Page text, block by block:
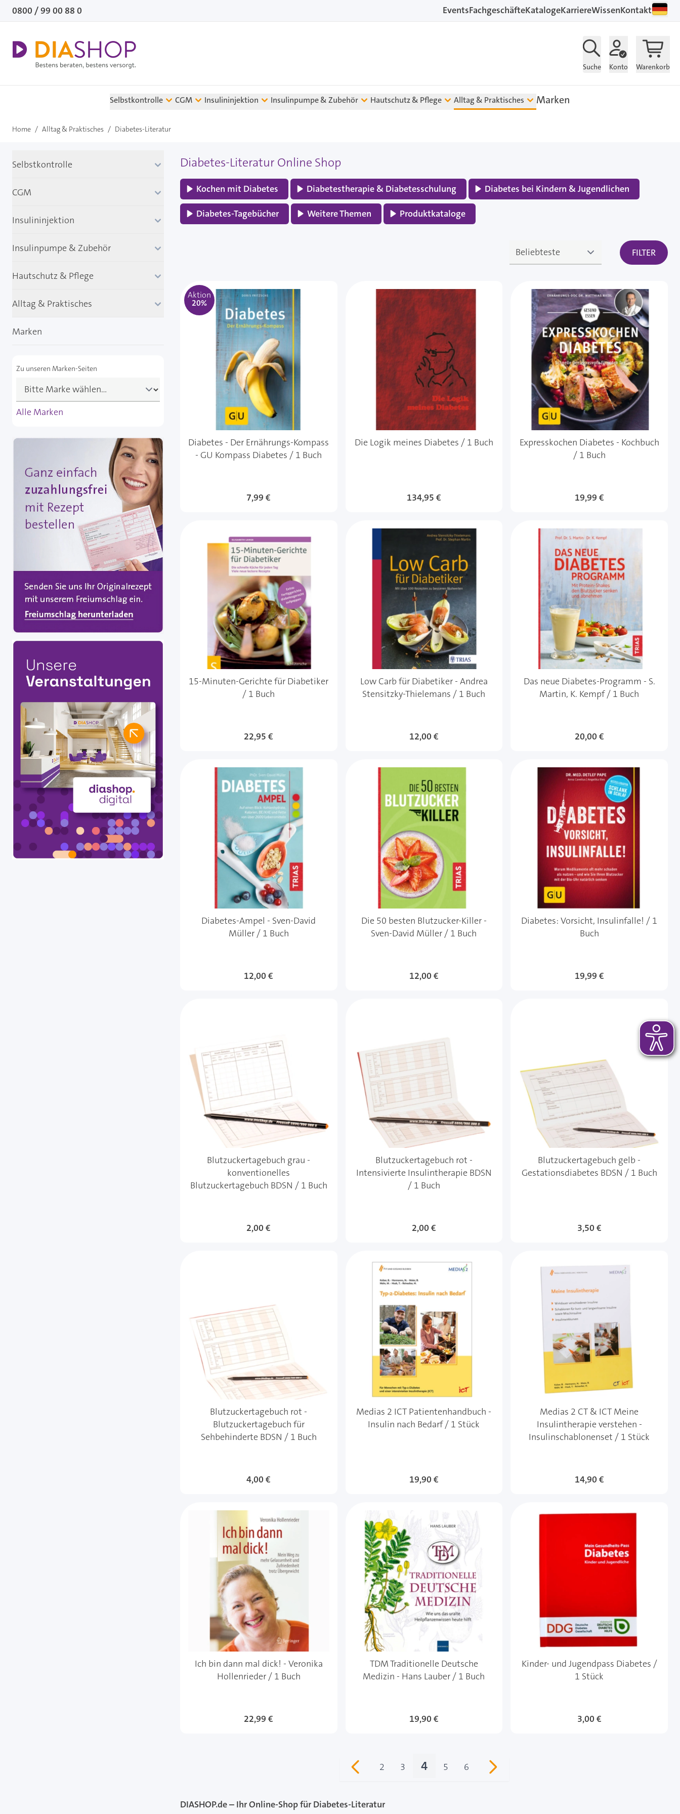
Direkt zum Inhalt
0800 / 99 00 88 0 EventsFachgeschäfteKatalogeKarriereWissenKontakt
Suche Konto Warenkorb
Selbstkontrolle CGM Insulininjektion Insulinpumpe & Zubehör Hautschutz & Pflege Alltag & Praktisches Marken
Home / Alltag & Praktisches / Diabetes-Literatur
Diabetes-Literatur Online Shop
Kochen mit Diabetes Diabetestherapie & Diabetesschulung Diabetes bei Kindern & Jugendlichen
Diabetes-Tagebücher Weitere Themen Produktkataloge
FILTER
Aktion
20%
Diabetes - Der Ernährungs-Kompass
- GU Kompass Diabetes / 1 Buch
Sonderangebot
7,99 €
Die Logik meines Diabetes / 1 Buch
134,95 €
Expresskochen Diabetes - Kochbuch
/ 1 Buch
19,99 €
15-Minuten-Gerichte für Diabetiker
/ 1 Buch
22,95 €
Low Carb für Diabetiker - Andrea
Stensitzky-Thielemans / 1 Buch
12,00 €
Das neue Diabetes-Programm - S.
Martin, K. Kempf / 1 Buch
20,00 €
Diabetes-Ampel - Sven-David
Müller / 1 Buch
12,00 €
Die 50 besten Blutzucker-Killer -
Sven-David Müller / 1 Buch
12,00 €
Diabetes: Vorsicht, Insulinfalle! / 1
Buch
19,99 €
Blutzuckertagebuch grau -
konventionelles
Blutzuckertagebuch BDSN / 1 Buch
2,00 €
Blutzuckertagebuch rot -
Intensivierte Insulintherapie BDSN
/ 1 Buch
2,00 €
Blutzuckertagebuch gelb -
Gestationsdiabetes BDSN / 1 Buch
3,50 €
Blutzuckertagebuch rot -
Blutzuckertagebuch für
Sehbehinderte BDSN / 1 Buch
4,00 €
Medias 2 ICT Patientenhandbuch -
Insulin nach Bedarf / 1 Stück
19,90 €
Medias 2 CT & ICT Meine
Insulintherapie verstehen -
Insulinschablonenset / 1 Stück
14,90 €
Ich bin dann mal dick! - Veronika
Hollenrieder / 1 Buch
22,99 €
TDM Traditionelle Deutsche
Medizin - Hans Lauber / 1 Buch
19,90 €
Kinder- und Jugendpass Diabetes /
1 Stück
3,00 €
Seite
2 Seite
3 Sie lesen gerade Seite
4 Seite
5 Seite
6
DIASHOP.de – Ihr Online-Shop für Diabetes-Literatur
Selbstkontrolle
CGM
Insulininjektion
Insulinpumpe & Zubehör
Hautschutz & Pflege
Alltag & Praktisches
Marken
Zu unseren Marken-Seiten
Alle Marken